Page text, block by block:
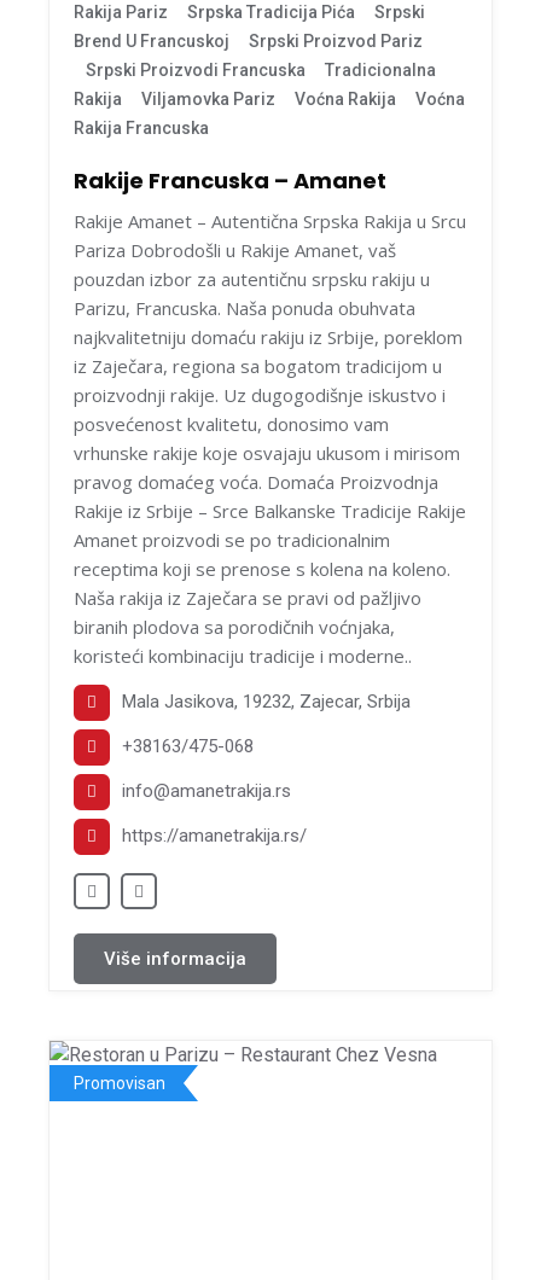
Rakija Pariz
Srpska Tradicija Pića
Srpski
Brend U Francuskoj
Srpski Proizvod Pariz
Srpski Proizvodi Francuska
Tradicionalna
Rakija
Viljamovka Pariz Voćna Rakija
Voćna
Rakija Francuska
Rakije Francuska – Amanet
Rakije Amanet – Autentična Srpska Rakija u Srcu
Pariza Dobrodošli u Rakije Amanet, vaš
pouzdan izbor za autentičnu srpsku rakiju u
Parizu, Francuska. Naša ponuda obuhvata
najkvalitetniju domaću rakiju iz Srbije, poreklom
iz Zaječara, regiona sa bogatom tradicijom u
proizvodnji rakije. Uz dugogodišnje iskustvo i
posvećenost kvalitetu, donosimo vam
vrhunske rakije koje osvajaju ukusom i mirisom
pravog domaćeg voća. Domaća Proizvodnja
Rakije iz Srbije – Srce Balkanske Tradicije Rakije
Amanet proizvodi se po tradicionalnim
receptima koji se prenose s kolena na koleno.
Naša rakija iz Zaječara se pravi od pažljivo
biranih plodova sa porodičnih voćnjaka,
koristeći kombinaciju tradicije i moderne..
Mala Jasikova, 19232, Zajecar, Srbija
+38163/475-068
info@amanetrakija.rs
https://amanetrakija.rs/
Više informacija
Promovisan